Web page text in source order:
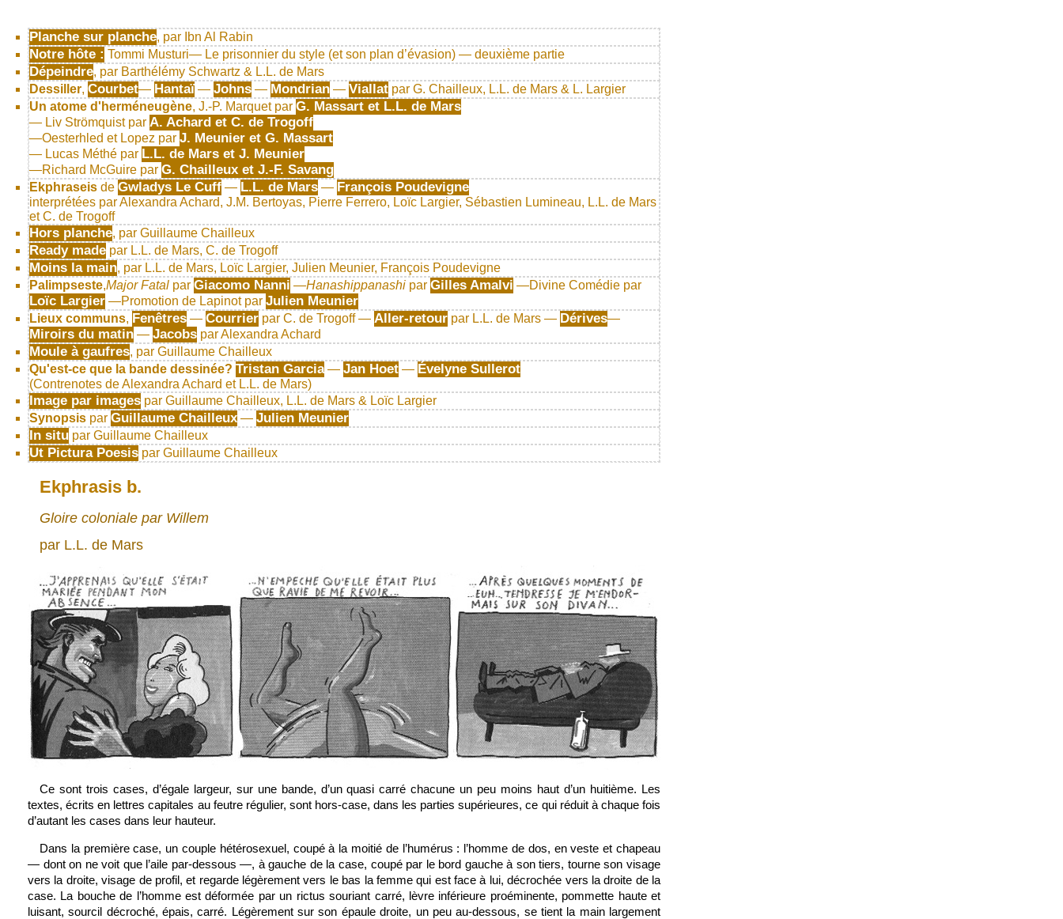
Planche sur planche, par Ibn Al Rabin
Notre hôte : Tommi Musturi— Le prisonnier du style (et son plan d’évasion) — deuxième partie
Dépeindre, par Barthélémy Schwartz & L.L. de Mars
Dessiller, Courbet— Hantaï — Johns — Mondrian — Viallat par G. Chailleux, L.L. de Mars & L. Largier
Un atome d'herméneugène, J.-P. Marquet par G. Massart et L.L. de Mars
— Liv Strömquist par A. Achard et C. de Trogoff
—Oesterhled et Lopez par J. Meunier et G. Massart
— Lucas Méthé par L.L. de Mars et J. Meunier
—Richard McGuire par G. Chailleux et J.-F. Savang
Ekphraseis de Gwladys Le Cuff — L.L. de Mars — François Poudevigne
interprétées par Alexandra Achard, J.M. Bertoyas, Pierre Ferrero, Loïc Largier, Sébastien Lumineau, L.L. de Mars
et C. de Trogoff
Hors planche, par Guillaume Chailleux
Ready made par L.L. de Mars, C. de Trogoff
Moins la main, par L.L. de Mars, Loïc Largier, Julien Meunier, François Poudevigne
Palimpseste,Major Fatal par Giacomo Nanni —Hanashippanashi par Gilles Amalvi —Divine Comédie par
Loïc Largier —Promotion de Lapinot par Julien Meunier
Lieux communs, Fenêtres — Courrier par C. de Trogoff — Aller-retour par L.L. de Mars — Dérives—
Miroirs du matin — Jacobs par Alexandra Achard
Moule à gaufres, par Guillaume Chailleux
Qu'est-ce que la bande dessinée? Tristan Garcia — Jan Hoet — Évelyne Sullerot
(Contrenotes de Alexandra Achard et L.L. de Mars)
Image par images par Guillaume Chailleux, L.L. de Mars & Loïc Largier
Synopsis par Guillaume Chailleux — Julien Meunier
In situ par Guillaume Chailleux
Ut Pictura Poesis par Guillaume Chailleux
Ekphrasis b.
Gloire coloniale par Willem
par L.L. de Mars
Ce sont trois cases, d’égale largeur, sur une bande, d’un quasi carré chacune un peu moins haut d’un huitième. Les
textes, écrits en lettres capitales au feutre régulier, sont hors-case, dans les parties supérieures, ce qui réduit à chaque fois
d’autant les cases dans leur hauteur.
Dans la première case, un couple hétérosexuel, coupé à la moitié de l’humérus : l’homme de dos, en veste et chapeau
— dont on ne voit que l’aile par-dessous —, à gauche de la case, coupé par le bord gauche à son tiers, tourne son visage
vers la droite, visage de profil, et regarde légèrement vers le bas la femme qui est face à lui, décrochée vers la droite de la
case. La bouche de l’homme est déformée par un rictus souriant carré, lèvre inférieure proéminente, pommette haute et
luisant, sourcil décroché, épais, carré. Légèrement sur son épaule droite, un peu au-dessous, se tient la main largement